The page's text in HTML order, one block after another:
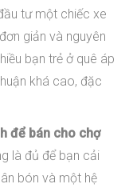
tư một chiếc xe
giản và nguyên
bạn trẻ ở quê áp
khá cao, đặc
để bán cho chợ
là đủ để bạn cải
bón và một hệ